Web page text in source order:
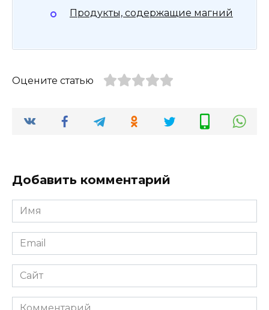
Продукты, содержащие магний
Оцените статью
Добавить комментарий
Имя
Email
Сайт
Комментарий